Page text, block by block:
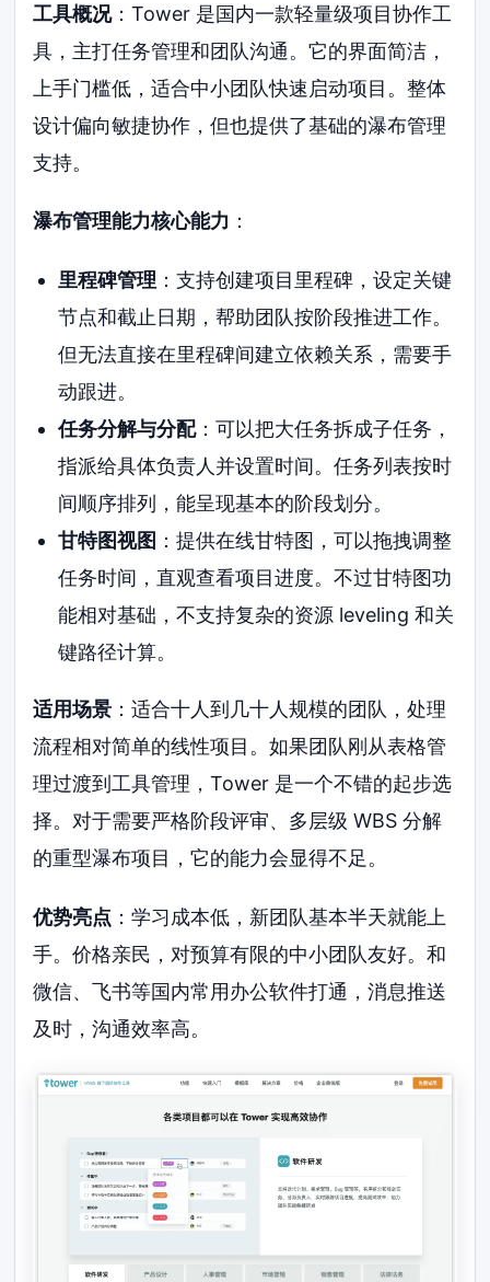
工具概况：Tower 是国内一款轻量级项目协作工
具，主打任务管理和团队沟通。它的界面简洁，
上手门槛低，适合中小团队快速启动项目。整体
设计偏向敏捷协作，但也提供了基础的瀑布管理
支持。
瀑布管理能力核心能力 ：
里程碑管理 ：支持创建项目里程碑，设定关键
节点和截止日期，帮助团队按阶段推进工作。
但无法直接在里程碑间建立依赖关系，需要手
动跟进。
任务分解与分配：可以把大任务拆成子任务，
指派给具体负责人并设置时间。任务列表按时
间顺序排列，能呈现基本的阶段划分。
甘特图视图 ：提供在线甘特图，可以拖拽调整
任务时间，直观查看项目进度。不过甘特图功
能相对基础，不支持复杂的资源 leveling 和关
键路径计算。
适用场景 ：适合十人到几十人规模的团队，处理
流程相对简单的线性项目。如果团队刚从表格管
理过渡到工具管理，Tower 是一个不错的起步选
择。对于需要严格阶段评审、多层级 WBS 分解
的重型瀑布项目，它的能力会显得不足。
优势亮点 ：学习成本低，新团队基本半天就能上
手。价格亲民，对预算有限的中小团队友好。和
微信、飞书等国内常用办公软件打通，消息推送
及时，沟通效率高。